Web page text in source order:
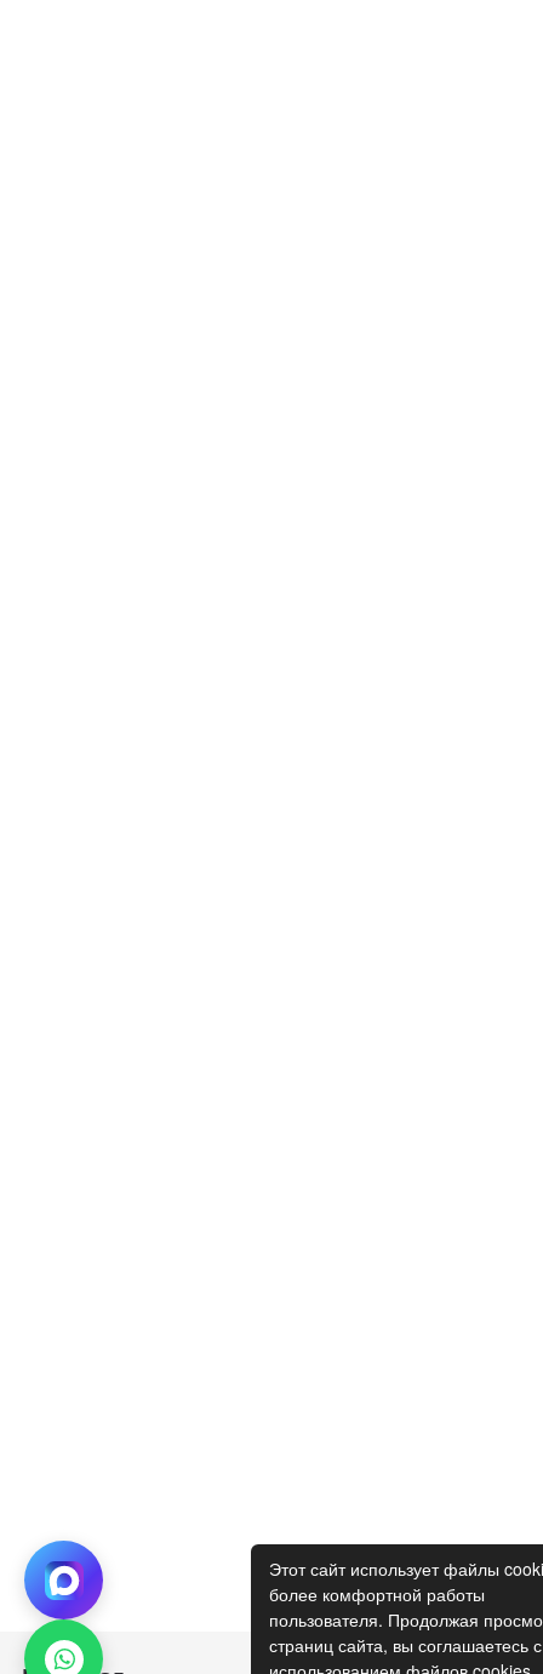
Этот сайт использует файлы
более комфортной работы
пользователя. Продолжая
страниц сайта, вы соглашаетесь с